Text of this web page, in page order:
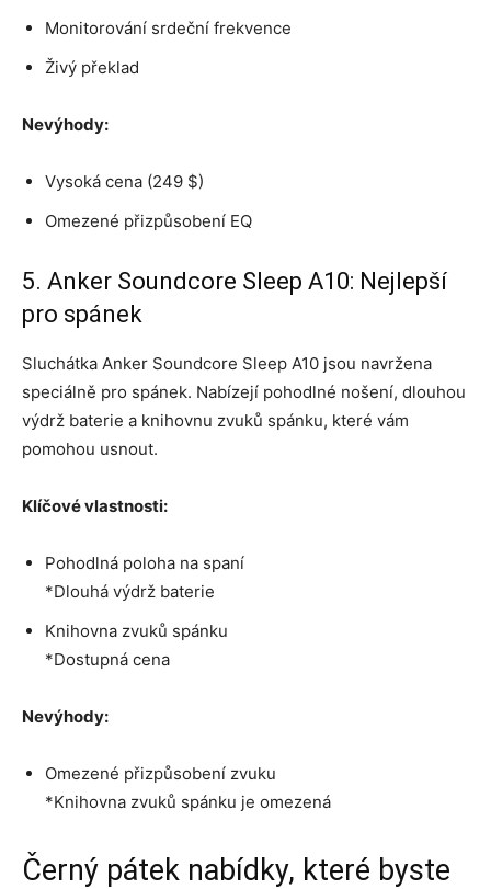
Monitorování srdeční frekvence
Živý překlad
Nevýhody:
Vysoká cena (249 $)
Omezené přizpůsobení EQ
5. Anker Soundcore Sleep A10: Nejlepší
pro spánek
Sluchátka Anker Soundcore Sleep A10 jsou navržena
speciálně pro spánek. Nabízejí pohodlné nošení, dlouhou
výdrž baterie a knihovnu zvuků spánku, které vám
pomohou usnout.
Klíčové vlastnosti:
Pohodlná poloha na spaní
*Dlouhá výdrž baterie
Knihovna zvuků spánku
*Dostupná cena
Nevýhody:
Omezené přizpůsobení zvuku
*Knihovna zvuků spánku je omezená
Černý pátek nabídky, které byste